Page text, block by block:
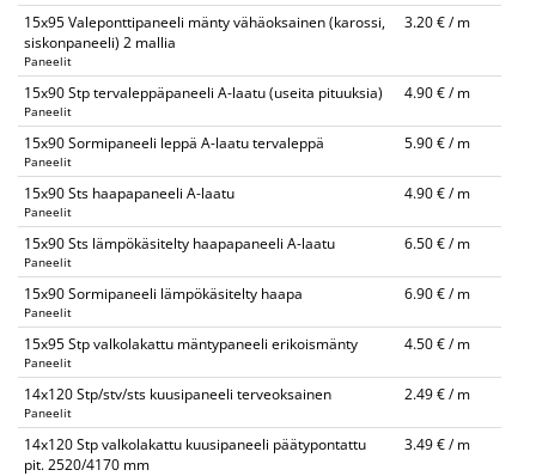
15x95 Valeponttipaneeli mänty vähäoksainen (karossi,
siskonpaneeli) 2 mallia
Paneelit
3.20 € / m
15x90 Stp tervaleppäpaneeli A-laatu (useita pituuksia)
Paneelit
4.90 € / m
15x90 Sormipaneeli leppä A-laatu tervaleppä
Paneelit
5.90 € / m
15x90 Sts haapapaneeli A-laatu
Paneelit
4.90 € / m
15x90 Sts lämpökäsitelty haapapaneeli A-laatu
Paneelit
6.50 € / m
15x90 Sormipaneeli lämpökäsitelty haapa
Paneelit
6.90 € / m
15x95 Stp valkolakattu mäntypaneeli erikoismänty
Paneelit
4.50 € / m
14x120 Stp/stv/sts kuusipaneeli terveoksainen
Paneelit
2.49 € / m
14x120 Stp valkolakattu kuusipaneeli päätypontattu
pit. 2520/4170 mm
3.49 € / m